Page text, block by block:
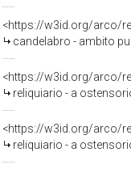
<https://w3id.org/arco/
candelabro - ambito
<https://w3id.org/arco/
reliquiario - a
<https://w3id.org/arco/
reliquiario - a